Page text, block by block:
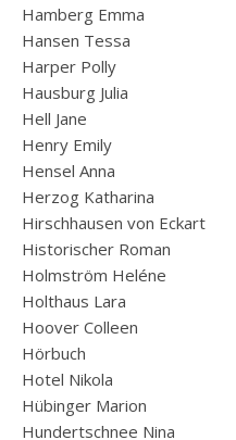
Hamberg Emma
Hansen Tessa
Harper Polly
Hausburg Julia
Hell Jane
Henry Emily
Hensel Anna
Herzog Katharina
Hirschhausen von Eckart
Historischer Roman
Holmström Heléne
Holthaus Lara
Hoover Colleen
Hörbuch
Hotel Nikola
Hübinger Marion
Hundertschnee Nina